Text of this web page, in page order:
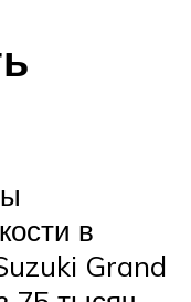
в
Grand